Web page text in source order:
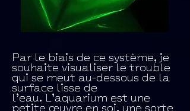
Par le biais de ce système, je
souhaite visualiser le trouble
qui se meut au-dessous de la
surface lisse de
l’eau. L’aquarium est une
petite œuvre en soi, une sorte